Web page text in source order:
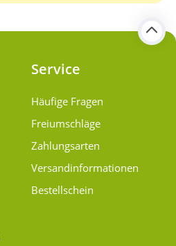
Service
Häufige Fragen
Freiumschläge
Zahlungsarten
Versand­informationen
Bestellschein